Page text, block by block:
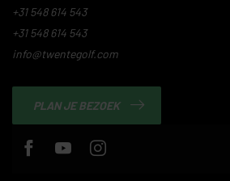
+31 548 614 543
+31 548 614 543
info@twentegolf.com
PLAN JE BEZOEK